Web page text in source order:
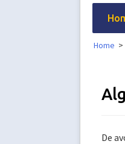
Home >
De